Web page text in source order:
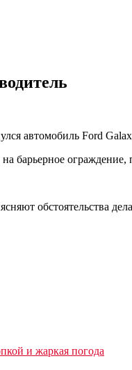
автомобиль Ford
ограждение,
обстоятельства
и жаркая погода